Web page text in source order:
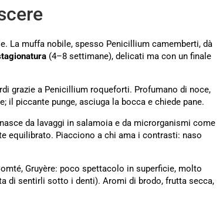
La muffa nobile, spesso Penicillium camemberti, dà
(4–8 settimane), delicati ma con un finale
grazie a Penicillium roqueforti. Profumano di noce,
piccante punge, asciuga la bocca e chiede pane.
da lavaggi in salamoia e da microrganismi come
equilibrato. Piacciono a chi ama i contrasti: naso
Gruyère: poco spettacolo in superficie, molto
di sentirli sotto i denti). Aromi di brodo, frutta secca,